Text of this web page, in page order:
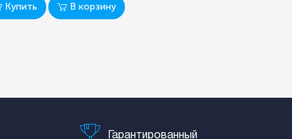
Купить В корзину
Гарантированный